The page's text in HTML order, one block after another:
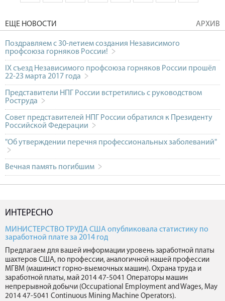
ЕЩЕ НОВОСТИ АРХИВ
Поздравляем с 30-летием создания Независимого
профсоюза горняков России!
IX съезд Независимого профсоюза горняков России прошёл
22-23 марта 2017 года
Представители НПГ России встретились с руководством
Роструда
Совет представителей НПГ России обратился к Президенту
Российской Федерации
"Об утверждении перечня профессиональных заболеваний"
Вечная память погибшим
ИНТЕРЕСНО
МИНИСТЕРСТВО ТРУДА США опубликовала статистику по
заработной плате за 2014 год
Предлагаем для вашей информации уровень заработной платы
шахтеров США, по профессии, аналогичной нашей профессии
МГВМ (машинист горно-выемочных машин). Охрана труда и
заработной платы, май 2014 47-5041 Операторы машин
непрерывной добычи (Occupational Employment and Wages, May
2014 47-5041 Continuous Mining Machine Operators).